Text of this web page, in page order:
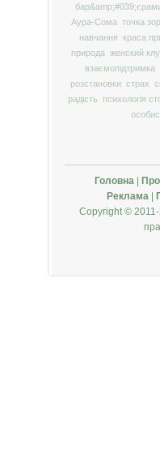
Аура-Сома точка
навчання
краса
природа женский
взаємопідтримка
розстановки страх
радість
психологія
Головна |
Реклама |
Copyright ©